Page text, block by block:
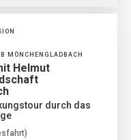
MÖNCHENGLADBACH
Helmut
durch das